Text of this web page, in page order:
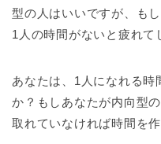
型の人はいいですが、も
1人の時間がないと疲れて
あなたは、1人になれる時
か？もしあなたが内向型
取れていなければ時間を